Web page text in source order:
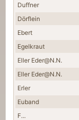
Duffner
Dörflein
Ebert
Egelkraut
Eller Eder@N.N.
Eller Eder@N.N.
Erler
Euband
F...